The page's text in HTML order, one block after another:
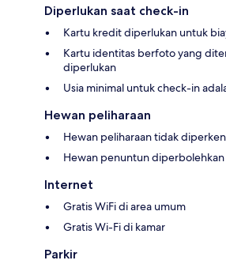
Diperlukan saat check-in
Kartu kredit diperlukan untuk
Kartu identitas berfoto yang
diperlukan
Usia minimal untuk check-in
Hewan peliharaan
Hewan peliharaan tidak
Hewan penuntun diperbolehkan
Internet
Gratis WiFi di area umum
Gratis Wi-Fi di kamar
Parkir